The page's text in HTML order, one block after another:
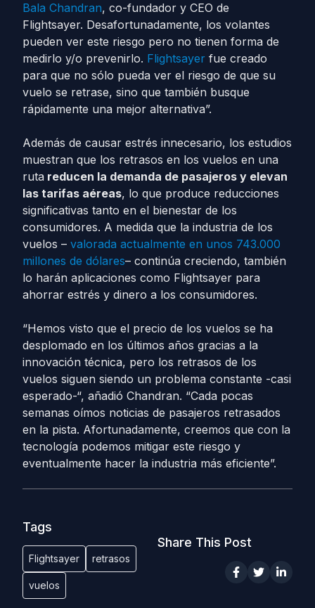
Bala Chandran, co-fundador y CEO de
Flightsayer. Desafortunadamente, los volantes
pueden ver este riesgo pero no tienen forma de
medirlo y/o prevenirlo. Flightsayer fue creado
para que no sólo pueda ver el riesgo de que su
vuelo se retrase, sino que también busque
rápidamente una mejor alternativa”.
Además de causar estrés innecesario, los estudios
muestran que los retrasos en los vuelos en una
ruta reducen la demanda de pasajeros y elevan
las tarifas aéreas, lo que produce reducciones
significativas tanto en el bienestar de los
consumidores. A medida que la industria de los
vuelos – valorada actualmente en unos 743.000
millones de dólares– continúa creciendo, también
lo harán aplicaciones como Flightsayer para
ahorrar estrés y dinero a los consumidores.
“Hemos visto que el precio de los vuelos se ha
desplomado en los últimos años gracias a la
innovación técnica, pero los retrasos de los
vuelos siguen siendo un problema constante -casi
esperado-“, añadió Chandran. “Cada pocas
semanas oímos noticias de pasajeros retrasados
en la pista. Afortunadamente, creemos que con la
tecnología podemos mitigar este riesgo y
eventualmente hacer la industria más eficiente”.
Tags
Flightsayer retrasos
vuelos
Share This Post